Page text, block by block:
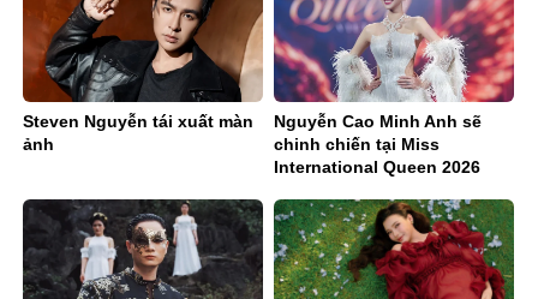
Steven Nguyễn tái xuất màn
ảnh
Nguyễn Cao Minh Anh sẽ
chinh chiến tại Miss
International Queen 2026